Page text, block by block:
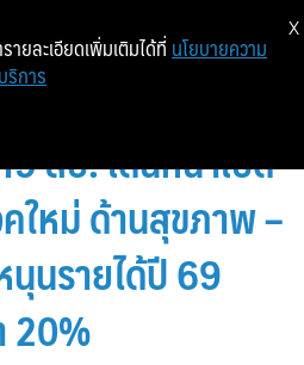
Q1/69 รายได้
ลบ. เดินหน้าเปิด
ใหม่ ด้านสุขภาพ –
นรายได้ปี 69
20%
ายละเอียดเพิ่มเติมได้ที่ นโยบายความ
ริการ
X